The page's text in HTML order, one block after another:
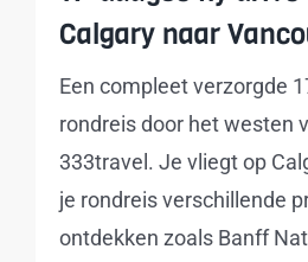
Calgary naar
Een compleet verzorgde
rondreis door het westen
333travel. Je vliegt op
je rondreis verschillende
ontdekken zoals Banff